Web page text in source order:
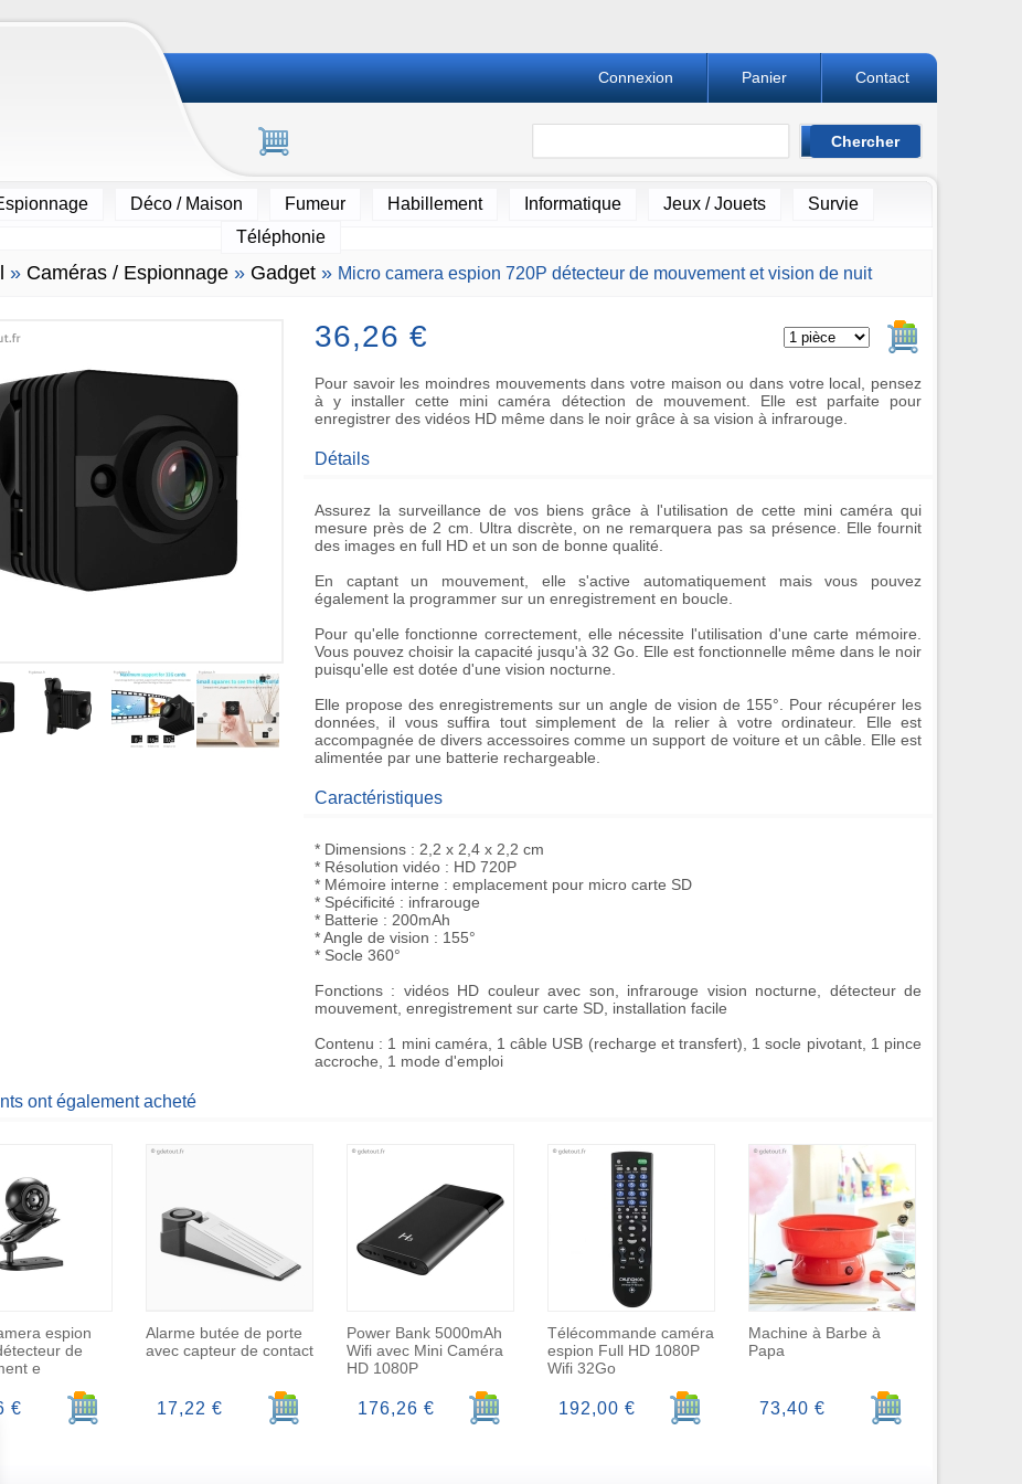
Contact
Panier
Connexion
Déco / Maison Fumeur Habillement Informatique Jeux / Jouets
Survie
Téléphonie
» Caméras / Espionnage » Gadget » Micro camera espion 720P détecteur de mouvement et vision de nuit
36,26 €
Pour savoir les moindres mouvements dans votre maison ou dans votre local, pensez
à y installer cette mini caméra détection de mouvement. Elle est parfaite pour
enregistrer des vidéos HD même dans le noir grâce à sa vision à infrarouge.
Détails
Assurez la surveillance de vos biens grâce à l'utilisation de cette mini caméra qui
mesure près de 2 cm. Ultra discrète, on ne remarquera pas sa présence. Elle fournit
des images en full HD et un son de bonne qualité.
En captant un mouvement, elle s'active automatiquement mais vous pouvez
également la programmer sur un enregistrement en boucle.
Pour qu'elle fonctionne correctement, elle nécessite l'utilisation d'une carte mémoire.
Vous pouvez choisir la capacité jusqu'à 32 Go. Elle est fonctionnelle même dans le noir
puisqu'elle est dotée d'une vision nocturne.
Elle propose des enregistrements sur un angle de vision de 155°. Pour récupérer les
données, il vous suffira tout simplement de la relier à votre ordinateur. Elle est
accompagnée de divers accessoires comme un support de voiture et un câble. Elle est
alimentée par une batterie rechargeable.
Caractéristiques
* Dimensions : 2,2 x 2,4 x 2,2 cm
* Résolution vidéo : HD 720P
* Mémoire interne : emplacement pour micro carte SD
* Spécificité : infrarouge
* Batterie : 200mAh
* Angle de vision : 155°
* Socle 360°
Fonctions : vidéos HD couleur avec son, infrarouge vision nocturne, détecteur de
mouvement, enregistrement sur carte SD, installation facile
Contenu : 1 mini caméra, 1 câble USB (recharge et transfert), 1 socle pivotant, 1 pince
accroche, 1 mode d'emploi
ont également acheté
espion
de
e
Ajouter au panier
€
Alarme butée de porte
avec capteur de contact
Ajouter au panier
17,22 €
Power Bank 5000mAh
Wifi avec Mini Caméra
HD 1080P
Ajouter au panier
176,26 €
Télécommande caméra
espion Full HD 1080P
Wifi 32Go
Ajouter au panier
192,00 €
Machine à Barbe à
Papa
Ajouter au panier
73,40 €